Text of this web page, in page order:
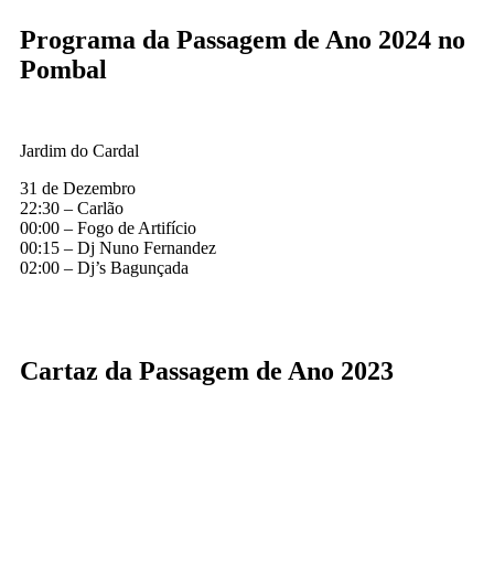
Programa da Passagem de Ano 2024 no
Pombal
Jardim do Cardal
31 de Dezembro
22:30 – Carlão
00:00 – Fogo de Artifício
00:15 – Dj Nuno Fernandez
02:00 – Dj’s Bagunçada
Cartaz da Passagem de Ano 2023